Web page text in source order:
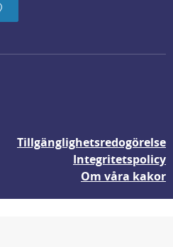
Tillgänglighetsredogörelse
Integritetspolicy
Om våra kakor